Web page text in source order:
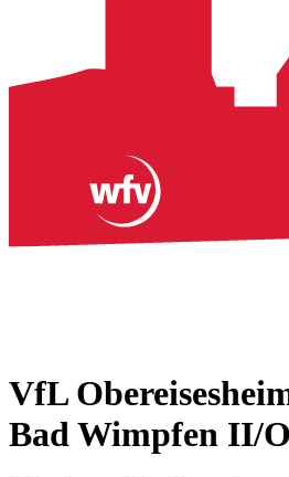
VfL
Bad Wimpfen II/